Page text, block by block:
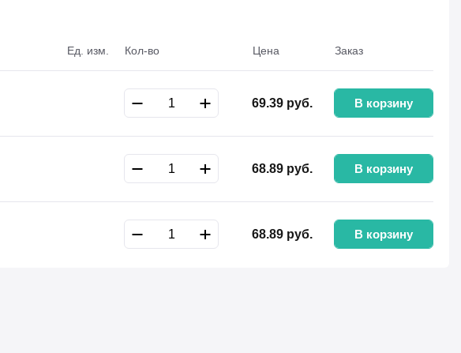
Ед. изм. Кол-во Цена Заказ
69.39 руб. В корзину
68.89 руб. В корзину
68.89 руб. В корзину